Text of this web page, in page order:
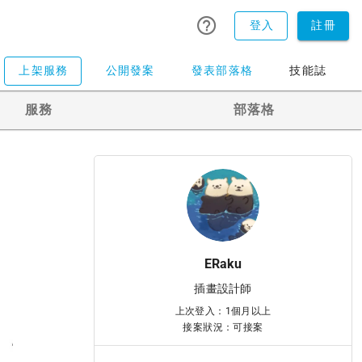
登入 註冊
上架服務 公開發案 發表部落格 技能誌
服務 部落格
ERaku
插畫設計師
上次登入：1個月以上
接案狀況：可接案